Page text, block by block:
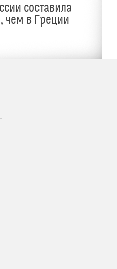
составила
чем в Греции